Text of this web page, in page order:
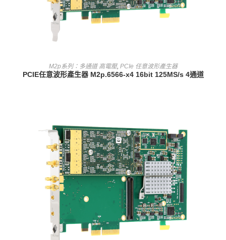
查看內容
M2p系列：多通道 高電壓, PCIe 任意波形產生器
PCIE任意波形產生器 M2p.6566-x4 16bit 125MS/s 4通道